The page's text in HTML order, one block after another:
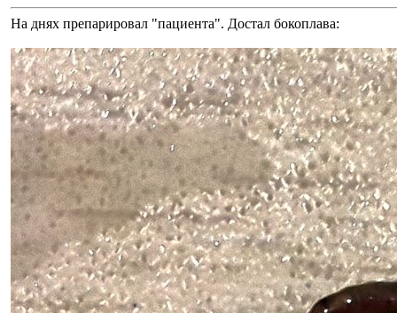
На днях препарировал "пациента". Достал бокоплава: